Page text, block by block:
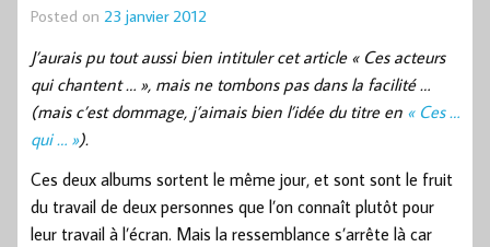
Posted on 23 janvier 2012
J’aurais pu tout aussi bien intituler cet article « Ces acteurs
qui chantent … », mais ne tombons pas dans la facilité …
(mais c’est dommage, j’aimais bien l’idée du titre en « Ces …
qui … »).
Ces deux albums sortent le même jour, et sont sont le fruit
du travail de deux personnes que l’on connaît plutôt pour
leur travail à l’écran. Mais la ressemblance s’arrête là car